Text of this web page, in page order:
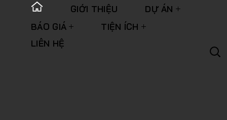
GIỚI THIỆU
DỰ ÁN
BÁO GIÁ
TIỆN ÍCH
LIÊN HỆ